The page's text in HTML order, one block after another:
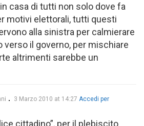
casa di tutti non solo dove fa
motivi elettorali, tutti questi
alla sinistra per calmierare
verso il governo, per mischiare
altrimenti sarebbe un
3 Marzo 2010 at 14:27 Accedi per
cittadino”, per il plebiscito